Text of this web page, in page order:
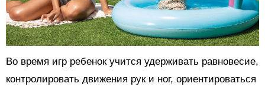
Во время игр ребенок учится удерживать равновесие,
контролировать движения рук и ног, ориентироваться